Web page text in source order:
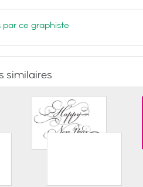
par ce graphiste
similaires